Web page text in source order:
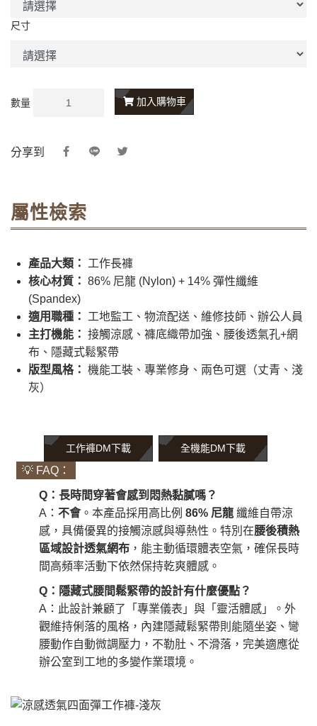
尺寸
數量 加入購物車
分享到
屬性檢索
產品大類：
工作長褲
核心材質： 86% 尼龍 (Nylon) + 14% 彈性纖維
(Spandex)
適用職種：
工地監工、物流配送、維修技師、辦公人員
主打機能： 接觸涼感、褲底織帶加強、腰後透氣孔+網
布、隱藏式鬆緊帶
版型風格： 機能工裝、專業修身、兩色可選（丈青、淺
灰）
工作褲DM下載 全機能DM下載
💡 FAQ：
Q：長時間穿著會感到悶熱黏膩嗎？
A： 不會。本產品採用高比例 86% 尼龍 纖維自帶涼
感，具備優異的接觸涼感與導熱性。特別在腰後積熱
區域設計透氣網布 ，能主動循環體表空氣，確保長時
間高頻率活動下依然保持乾爽體感。
Q：隱藏式腰間鬆緊帶的設計有什麼優點？
A：此設計兼顧了「專業儀表」與「靈活體感」。外
觀維持俐落的風格，內建隱藏鬆緊帶則能隨坐姿、彎
腰動作自動微調壓力，不勒肚、不滑落，完美適應從
辦公室到工地的多變作業環境。